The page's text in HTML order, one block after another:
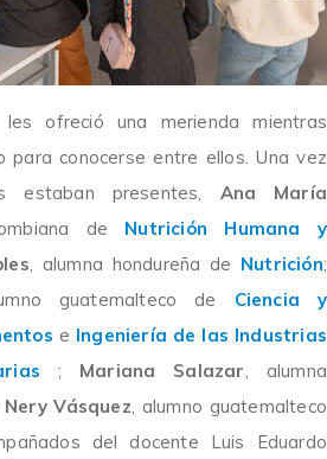
ofreció una merienda mientras
para conocerse entre ellos.Una vez
estaban presentes, Ana María
de Nutrición Humana y
, alumna hondureña de Nutrición;
guatemalteco de Ciencia y
e Ingeniería de las Industrias
; Mariana Salazar, alumna
Nery Vásquez, alumno guatemalteco
del docente Luis Eduardo